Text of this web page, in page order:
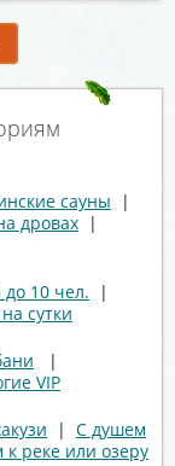
сауны |
дровах |
до 10 чел. |
сутки
|
VIP
| С душем
реке или озеру